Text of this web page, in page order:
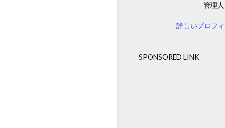
管理
詳しいプロフ
SPONSORED LINK